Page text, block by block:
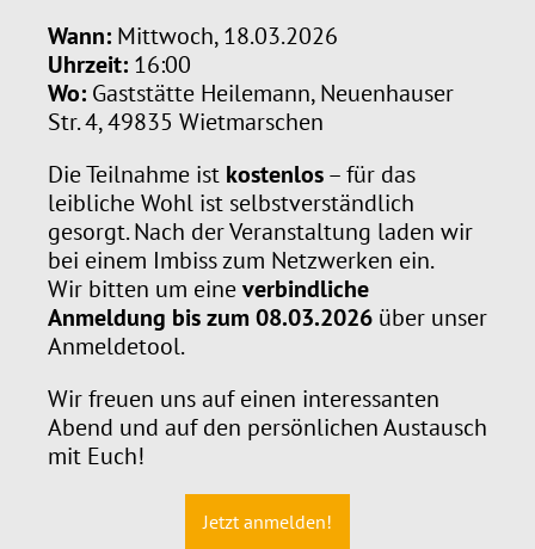
Wann: Mittwoch, 18.03.2026
Uhrzeit: 16:00
Wo: Gaststätte Heilemann, Neuenhauser
Str. 4, 49835 Wietmarschen
Die Teilnahme ist kostenlos– für das
leibliche Wohl ist selbstverständlich
gesorgt. Nach der Veranstaltung laden wir
bei einem Imbiss zum Netzwerken ein.
Wir bitten um eineverbindliche
Anmeldung bis zum 08.03.2026 über unser
Anmeldetool.
Wir freuen uns auf einen interessanten
Abend und auf den persönlichen Austausch
mit Euch!
Jetzt anmelden!